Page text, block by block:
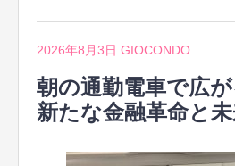
2026年8月3日 GIOCONDO
朝の通勤電車で広
新たな金融革命と